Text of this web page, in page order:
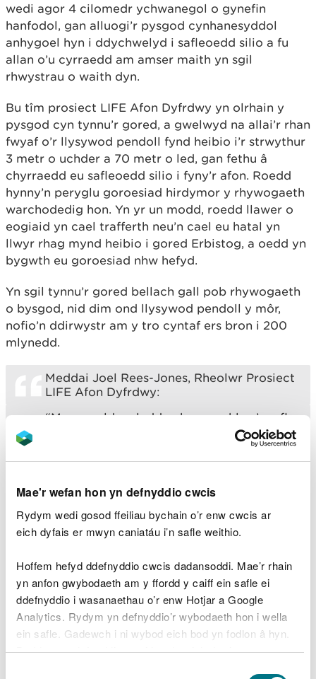
Mae'r wefan hon yn defnyddio cwcis
Rydym wedi gosod ffeiliau bychain o’r enw cwcis ar
eich dyfais er mwyn caniatáu i’n safle weithio.
Hoffem hefyd ddefnyddio cwcis dadansoddi. Mae’r rhain
yn anfon gwybodaeth am y ffordd y caiff ein safle ei
ddefnyddio i wasanaethau o’r enw Hotjar a Google
Analytics. Rydym yn defnyddio’r wybodaeth hon i wella
ein safle. Gadewch i ni wybod eich bod yn fodlon â hyn.
Byddwn yn defnyddio cwci i gadw eich dewis.
wedi agor 4 cilomedr ychwanegol o gynefin
hanfodol, gan alluogi’r pysgod cynhanesyddol
anhygoel hyn i ddychwelyd i safleoedd silio a fu
allan o’u cyrraedd am amser maith yn sgil
rhwystrau o waith dyn.
Bu tîm prosiect LIFE Afon Dyfrdwy yn olrhain y
pysgod cyn tynnu’r gored, a gwelwyd na allai’r rhan
fwyaf o’r llysywod pendoll fynd heibio i’r strwythur
3 metr o uchder a 70 metr o led, gan fethu â
chyrraedd eu safleoedd silio i fyny’r afon. Roedd
hynny’n peryglu goroesiad hirdymor y rhywogaeth
warchodedig hon. Yn yr un modd, roedd llawer o
eogiaid yn cael trafferth neu’n cael eu hatal yn
llwyr rhag mynd heibio i gored Erbistog, a oedd yn
bygwth eu goroesiad nhw hefyd.
Yn sgil tynnu’r gored bellach gall pob rhywogaeth
o bysgod, nid dim ond llysywod pendoll y môr,
nofio’n ddirwystr am y tro cyntaf ers bron i 200
mlynedd.
Meddai Joel Rees-Jones, Rheolwr Prosiect
LIFE Afon Dyfrdwy:
“Mae gweld y claddau hyn uwchlaw’r safle
wirioneddol gyffrous. Mae’n arwydd clir
ein bod, drwy ailgysylltu cynefinoedd a
rhoi cyfle gwirioneddol i rywogaethau
eiconig fel llysywod pendoll ac eogiaid
ffynnu a meithrin poblogaethau iach.
“Mae hwn yn fuddugoliaeth enfawr i
dangos y gall gwaith uchelgeisiol fel hyn i
adfer afon sicrhau manteision mesuradwy
uniongyrchol i fywyd gwyllt a gwella
iechyd yr ecosystemau hanfodol hyn.”
Tra bo’r prosiect yn cyflawni canlyniadau o bwys
uwchlaw safle’r gyn gored, mae crynodiad